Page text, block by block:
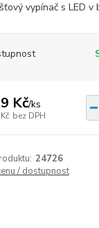
vypínač s LED v
Kč/ks
bez DPH
24726
/ dostupnost